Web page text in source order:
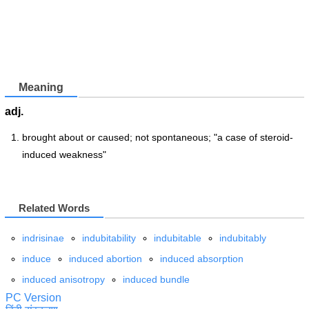
Meaning
adj.
brought about or caused; not spontaneous; "a case of steroid-
induced weakness"
Related Words
indrisinae indubitability indubitable
indubitably
induce
induced abortion
induced absorption
induced anisotropy
induced bundle
PC Version